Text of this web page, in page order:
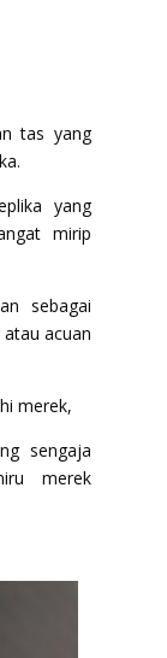
tas yang
yang
mirip
sebagai
acuan
merek,
sengaja
merek